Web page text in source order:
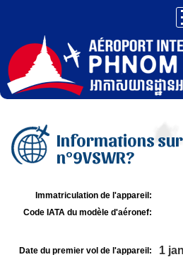
Informations
n°9VSWR?
Immatriculation de l'appareil:
Code IATA du modèle d'aéronef:
Date du premier vol de l'appareil: 1